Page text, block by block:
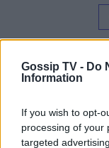
Gossip TV - Do
Information
If you wish to opt-
processing of your
targeted
SHOWBIZ
«Θα γίνετε
ανάρτηση